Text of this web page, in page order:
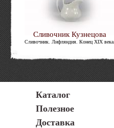
Сливочник Кузнецова
Сливочник. Лифляндия. Конец XIX века.
Каталог
Полезное
Доставка